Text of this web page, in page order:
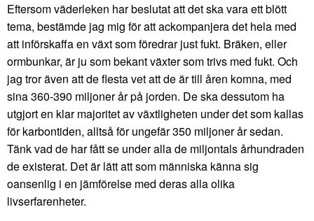
Eftersom väderleken har beslutat att det ska vara ett blött
tema, bestämde jag mig för att ackompanjera det hela med
att införskaffa en växt som föredrar just fukt. Bräken, eller
ormbunkar, är ju som bekant växter som trivs med fukt. Och
jag tror även att de flesta vet att de är till åren komna, med
sina 360-390 miljoner år på jorden. De ska dessutom ha
utgjort en klar majoritet av växtligheten under det som kallas
för karbontiden, alltså för ungefär 350 miljoner år sedan.
Tänk vad de har fått se under alla de miljontals århundraden
de existerat. Det är lätt att som människa känna sig
oansenlig i en jämförelse med deras alla olika
livserfarenheter.